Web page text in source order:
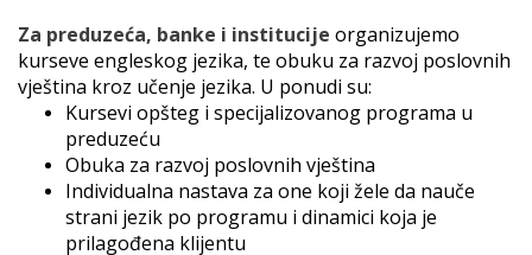
Za preduzeća, banke i institucije organizujemo
kurseve engleskog jezika, te obuku za razvoj poslovnih
vještina kroz učenje jezika. U ponudi su:
Kursevi opšteg i specijalizovanog programa u
preduzeću
Obuka za razvoj poslovnih vještina
Individualna nastava za one koji žele da nauče
strani jezik po programu i dinamici koja je
prilagođena klijentu